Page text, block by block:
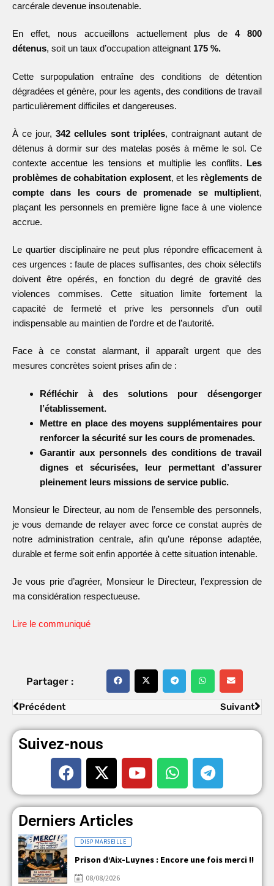
carcérale devenue insoutenable.
En effet, nous accueillons actuellement plus de 4 800
détenus, soit un taux d’occupation atteignant 175 %.
Cette surpopulation entraîne des conditions de détention
dégradées et génère, pour les agents, des conditions de travail
particulièrement difficiles et dangereuses.
À ce jour,342 cellules sont triplées, contraignant autant de
détenus à dormir sur des matelas posés à même le sol. Ce
contexte accentue les tensions et multiplie les conflits. Les
problèmes de cohabitation explosent, et les règlements de
compte dans les cours de promenade se multiplient,
plaçant les personnels en première ligne face à une violence
accrue.
Le quartier disciplinaire ne peut plus répondre efficacement à
ces urgences : faute de places suffisantes, des choix sélectifs
doivent être opérés, en fonction du degré de gravité des
violences commises. Cette situation limite fortement la
capacité de fermeté et prive les personnels d’un outil
indispensable au maintien de l’ordre et de l’autorité.
Face à ce constat alarmant, il apparaît urgent que des
mesures concrètes soient prises afin de :
Réfléchir à des solutions pour désengorger
l’établissement.
Mettre en place des moyens supplémentaires pour
renforcer la sécurité sur les cours de promenades.
Garantir aux personnels des conditions de travail
dignes et sécurisées, leur permettant d’assurer
pleinement leurs missions de service public.
Monsieur le Directeur, au nom de l’ensemble des personnels,
je vous demande de relayer avec force ce constat auprès de
notre administration centrale, afin qu’une réponse adaptée,
durable et ferme soit enfin apportée à cette situation intenable.
Je vous prie d’agréer, Monsieur le Directeur, l’expression de
ma considération respectueuse.
Lire le communiqué
Partager :
Précédent Suivant
Suivez-nous
Derniers Articles
DISP MARSEILLE
Prison d’Aix-Luynes : Encore une fois merci !!
08/08/2026